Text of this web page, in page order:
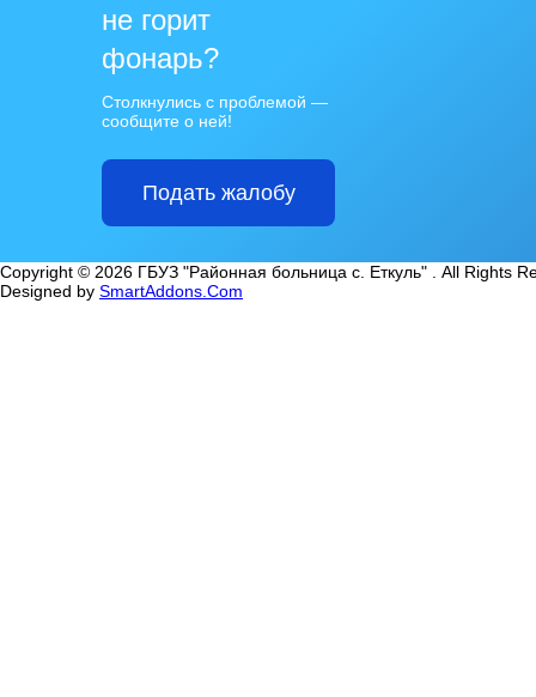
не горит
фонарь?
Столкнулись с проблемой —
сообщите о ней!
Подать жалобу
Copyright © 2026 ГБУЗ "Районная больница с. Еткуль" . All Rights
Designed by SmartAddons.Com